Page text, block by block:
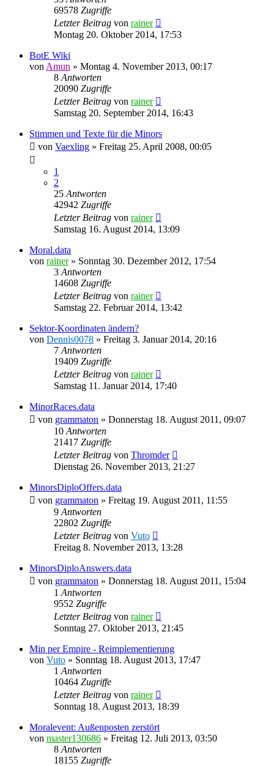
69578 Zugriffe
Letzter Beitrag von rainer
Montag 20. Oktober 2014, 17:53
BotE Wiki
von Amun » Montag 4. November 2013, 00:17
8 Antworten
20090 Zugriffe
Letzter Beitrag von rainer
Samstag 20. September 2014, 16:43
Stimmen und Texte für die Minors
von Vaexling » Freitag 25. April 2008, 00:05
1
2
25 Antworten
42942 Zugriffe
Letzter Beitrag von rainer
Samstag 16. August 2014, 13:09
Moral.data
von rainer» Sonntag 30. Dezember 2012, 17:54
3 Antworten
14608 Zugriffe
Letzter Beitrag von rainer
Samstag 22. Februar 2014, 13:42
Sektor-Koordinaten ändern?
von Dennis0078 » Freitag 3. Januar 2014, 20:16
7 Antworten
19409 Zugriffe
Letzter Beitrag von rainer
Samstag 11. Januar 2014, 17:40
MinorRaces.data
von grammaton » Donnerstag 18. August 2011, 09:07
10 Antworten
21417 Zugriffe
Letzter Beitrag von Thromder
Dienstag 26. November 2013, 21:27
MinorsDiploOffers.data
von grammaton » Freitag 19. August 2011, 11:55
9 Antworten
22802 Zugriffe
Letzter Beitrag von Vuto
Freitag 8. November 2013, 13:28
MinorsDiploAnswers.data
von grammaton » Donnerstag 18. August 2011, 15:04
1 Antworten
9552 Zugriffe
Letzter Beitrag von rainer
Sonntag 27. Oktober 2013, 21:45
Min per Empire - Reimplementierung
von Vuto » Sonntag 18. August 2013, 17:47
1 Antworten
10464 Zugriffe
Letzter Beitrag von rainer
Sonntag 18. August 2013, 18:39
Moralevent: Außenposten zerstört
von master130686 » Freitag 12. Juli 2013, 03:50
8 Antworten
18155 Zugriffe